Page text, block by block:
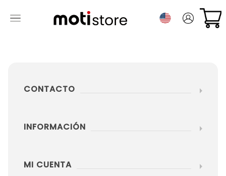
CONTACTO
INFORMACIÓN
MI CUENTA